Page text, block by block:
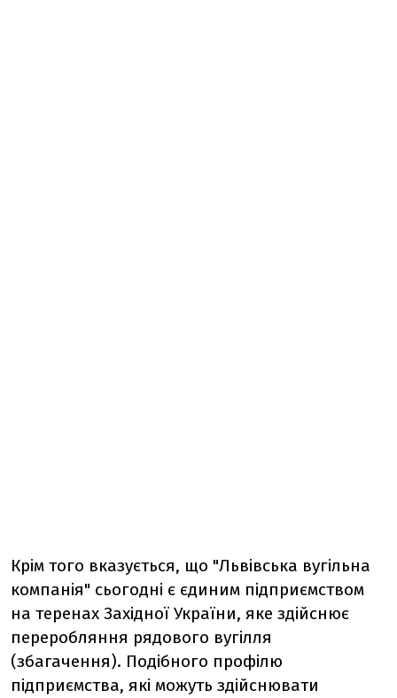
Крім того вказується, що "Львівська вугільна
компанія" сьогодні є єдиним підприємством
на теренах Західної України, яке здійснює
переробляння рядового вугілля
(збагачення). Подібного профілю
підприємства, які можуть здійснювати